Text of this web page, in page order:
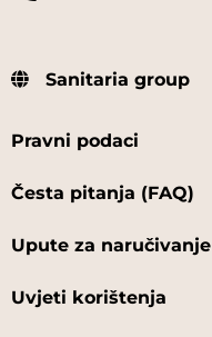
Sanitaria group
Pravni podaci
Česta pitanja (FAQ)
Upute za naručivanje
Uvjeti korištenja